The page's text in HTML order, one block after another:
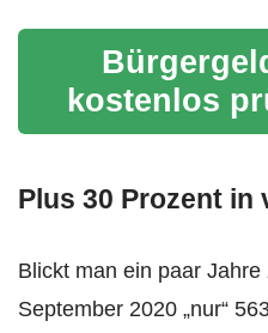
kostenlos
Plus 30 Prozent in
Blickt man ein paar
September 2020 „nur“